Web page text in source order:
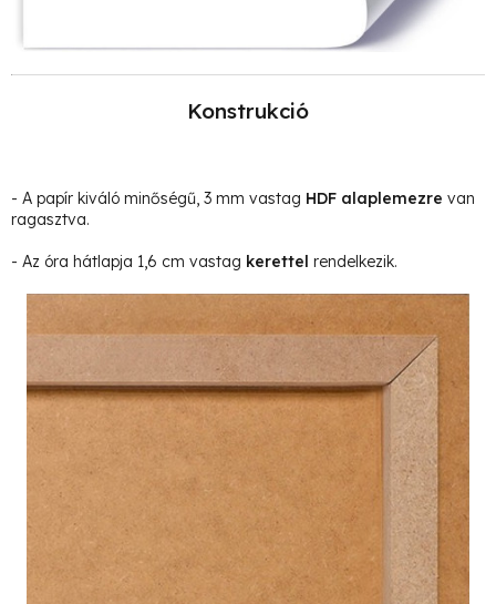
Konstrukció
- A papír kiváló minőségű, 3 mm vastag HDF alaplemezre van
ragasztva.
- Az óra hátlapja 1,6 cm vastag kerettel rendelkezik.